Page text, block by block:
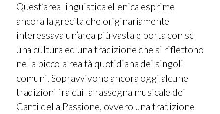
Quest’area linguistica ellenica esprime
ancora la grecità che originariamente
interessava un’area più vasta e porta con sé
una cultura ed una tradizione che si riflettono
nella piccola realtà quotidiana dei singoli
comuni. Sopravvivono ancora oggi alcune
tradizioni fra cui la rassegna musicale dei
Canti della Passione, ovvero una tradizione